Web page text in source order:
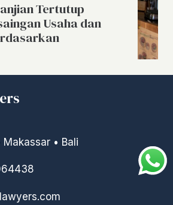
Tertutup
Usaha dan
• Bali